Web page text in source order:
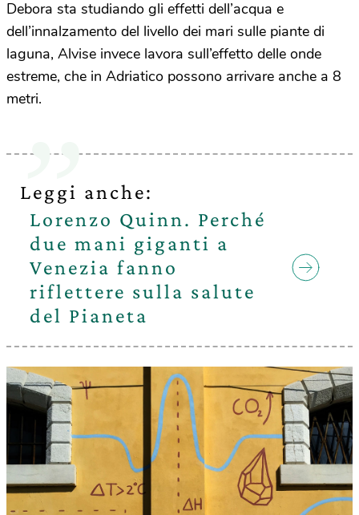
Debora sta studiando gli effetti dell’acqua e
dell’innalzamento del livello dei mari sulle piante di
laguna, Alvise invece lavora sull’effetto delle onde
estreme, che in Adriatico possono arrivare anche a 8
metri.
Leggi anche:
Lorenzo Quinn. Perché
due mani giganti a
Venezia fanno
riflettere sulla salute
del Pianeta